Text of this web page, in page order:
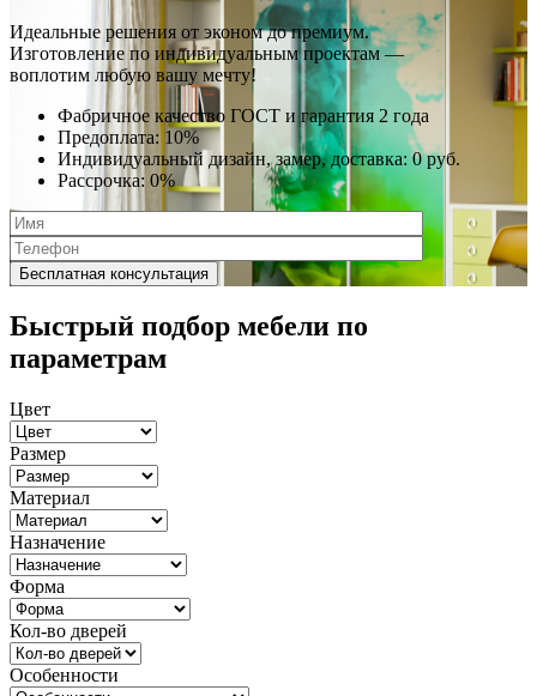
Идеальные решения от эконом до премиум.
Изготовление по индивидуальным проектам —
воплотим любую вашу мечту!
Фабричное качество ГОСТ и гарантия 2 года
Предоплата:10%
Индивидуальный дизайн, замер, доставка:0 руб.
Рассрочка: 0%
Быстрый подбор мебели по
параметрам
Цвет
Размер
Материал
Назначение
Форма
Кол-во дверей
Особенности